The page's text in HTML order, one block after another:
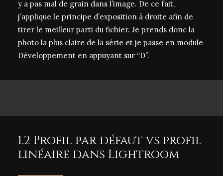
y a pas mal de grain dans l’image. De ce fait,
j’applique le principe d’exposition à droite afin de
tirer le meilleur parti du fichier. Je prends donc la
photo la plus claire de la série et je passe en module
Développement en appuyant sur “D”.
1.2 Profil par défaut vs profil
linéaire dans Lightroom